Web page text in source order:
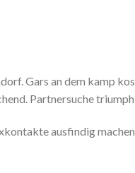
Gars an dem kamp
Partnersuche
ausfindig